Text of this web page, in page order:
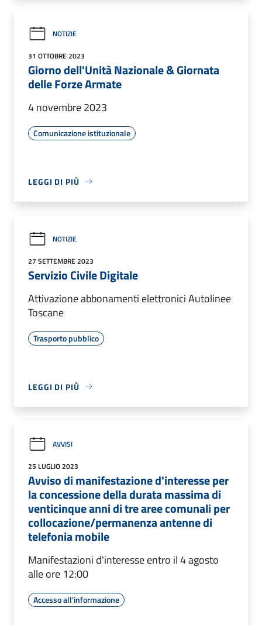
NOTIZIE
31 OTTOBRE 2023
Giorno dell'Unità Nazionale & Giornata
delle Forze Armate
4 novembre 2023
Comunicazione istituzionale
LEGGI DI PIÙ
NOTIZIE
27 SETTEMBRE 2023
Servizio Civile Digitale
Attivazione abbonamenti elettronici Autolinee
Toscane
Trasporto pubblico
LEGGI DI PIÙ
AVVISI
25 LUGLIO 2023
Avviso di manifestazione d'interesse per
la concessione della durata massima di
venticinque anni di tre aree comunali per
collocazione/permanenza antenne di
telefonia mobile
Manifestazioni d'interesse entro il 4 agosto
alle ore 12:00
Accesso all'informazione